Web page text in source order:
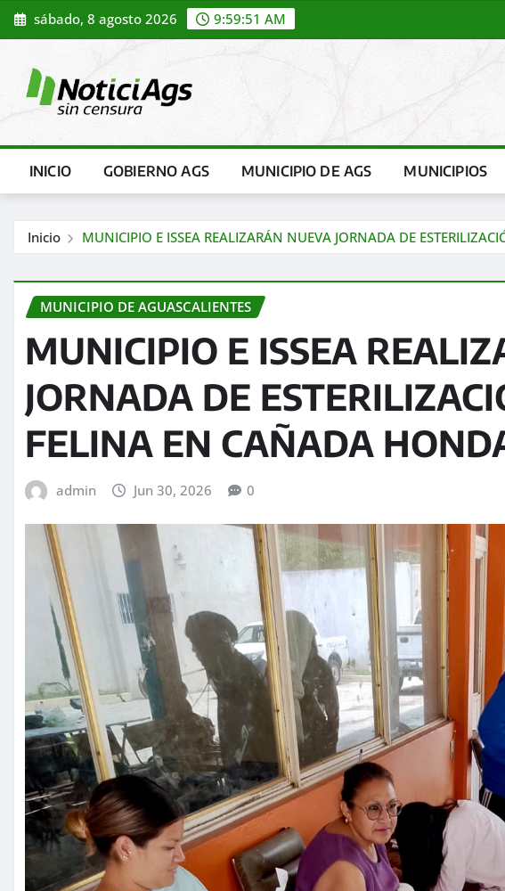
Saltar
al
sábado, 8 agosto 2026 9:59:52 AM
INICIO GOBIERNO AGS MUNICIPIO DE AGS MUNICIPIOS
Inicio MUNICIPIO E ISSEA REALIZARÁN NUEVA JORNADA DE
MUNICIPIO DE AGUASCALIENTES
MUNICIPIO E ISSEA
JORNADA DE
FELINA EN CAÑADA
admin Jun 30, 2026 0